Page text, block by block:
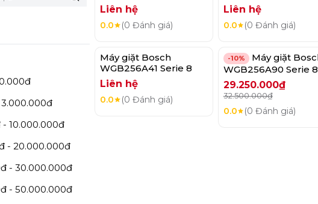
10.000.000đ
- 20.000.000đ
- 30.000.000đ
- 50.000.000đ
Liên hệ
0.0 (0 Đánh giá)
Liên hệ
0.0 (0 Đánh giá)
Máy giặt Bosch
WGB256A41 Serie 8
Liên hệ
0.0 (0 Đánh giá)
-10%
WGB256A90 Serie 8
29.250.000₫
32.500.000₫
0.0 (0 Đánh giá)